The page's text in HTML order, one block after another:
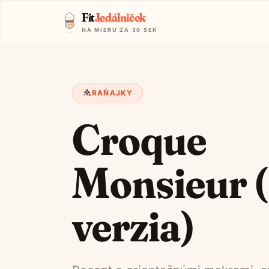
FitJedálniček
NA MIERU ZA 30 SEK
RAŇAJKY
Croque
Monsieur
verzia)